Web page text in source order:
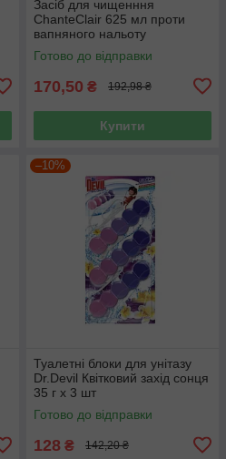
Засіб для чищенння
ChanteClair 625 мл проти
вапняного нальоту
підвищеної потужності
Готово до відправки
170,50 ₴ 192,98 ₴
Купити
–10%
Туалетні блоки для унітазу
Dr.Devil Квітковий захід сонця
35 г х 3 шт
Готово до відправки
128 ₴ 142,20 ₴